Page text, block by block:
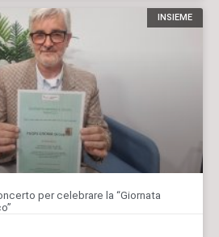
INSIEME
per celebrare la “Giornata